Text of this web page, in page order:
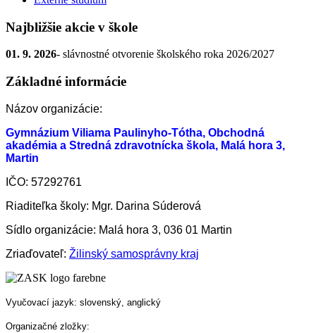
Najbližšie akcie v škole
01. 9. 2026- slávnostné otvorenie školského roka 2026/2027
Základné informácie
Názov organizácie:
Gymnázium Viliama Paulinyho-Tótha, Obchodná
akadémia a Stredná zdravotnícka škola, Malá hora 3,
Martin
IČO: 57292761
Riaditeľka školy: Mgr. Darina Súderová
Sídlo organizácie: Malá hora 3, 036 01 Martin
Zriaďovateľ: Žilinský samosprávny kraj
Vyučovací jazyk: slovenský, anglický
Organizačné zložky: